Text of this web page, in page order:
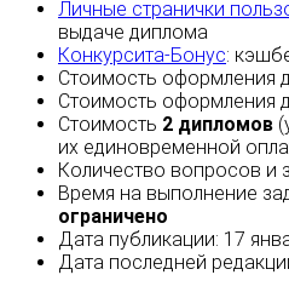
Личные странички
выдаче диплома
Конкурсита-Бонус:
Стоимость оформления
Стоимость оформления
Стоимость 2 дипломов
их единовременной
Количество вопросов и
Время на выполнение
ограничено
Дата публикации: 17
Дата последней